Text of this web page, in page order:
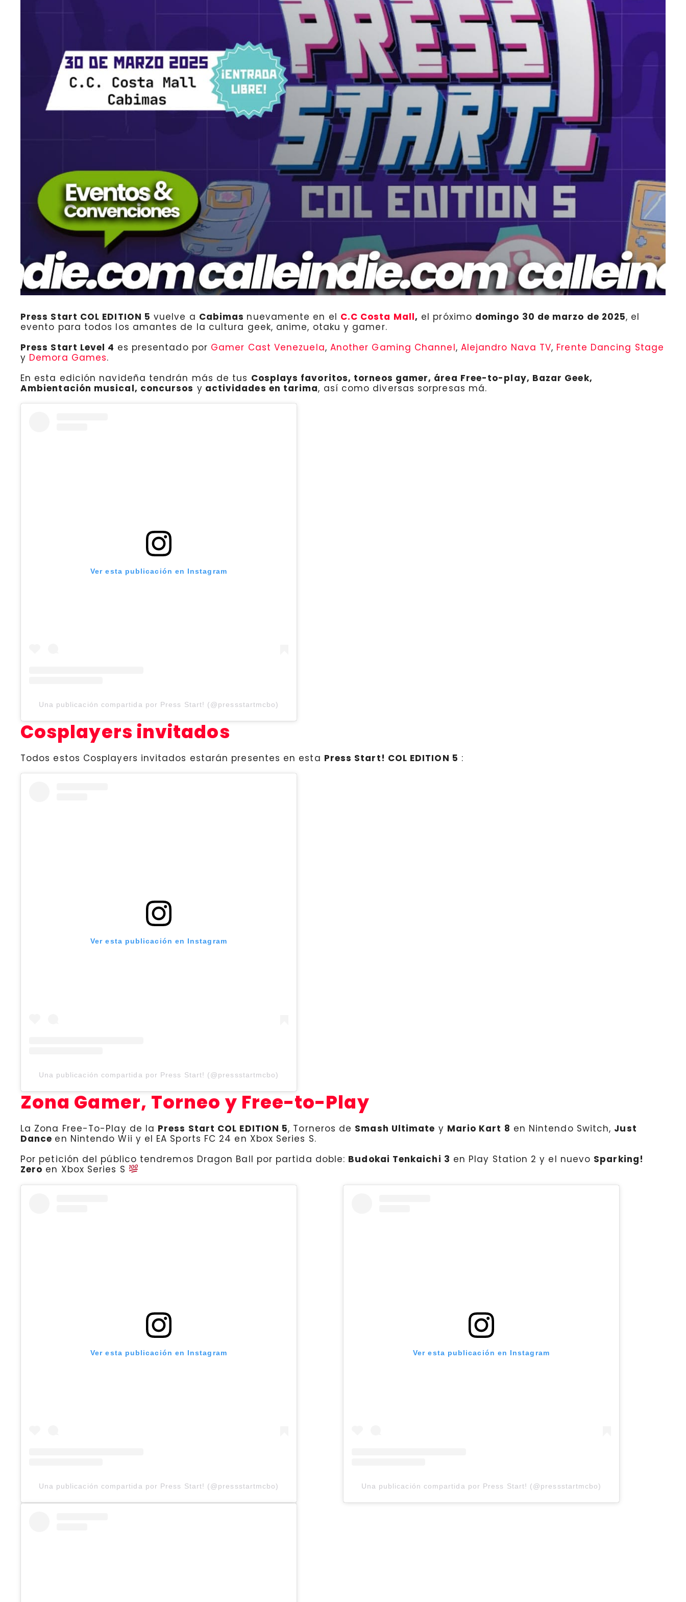
Press Start COL EDITION 5 vuelve a Cabimas nuevamente en el C.C Costa Mall, el próximo domingo 30 de marzo de 2025, el
evento para todos los amantes de la cultura geek, anime, otaku y gamer.
Press Start Level 4 es presentado por Gamer Cast Venezuela, Another Gaming Channel, Alejandro Nava TV, Frente Dancing Stage
y Demora Games.
En esta edición navideña tendrán más de tus Cosplays favoritos, torneos gamer, área Free-to-play, Bazar Geek,
Ambientación musical, concursos y actividades en tarima, así como diversas sorpresas má.
Ver esta publicación en Instagram
Una publicación compartida por Press Start! (@pressstartmcbo)
Cosplayers invitados
Todos estos Cosplayers invitados estarán presentes en esta Press Start! COL EDITION 5 :
Ver esta publicación en Instagram
Una publicación compartida por Press Start! (@pressstartmcbo)
Zona Gamer, Torneo y Free-to-Play
La Zona Free-To-Play de la Press Start COL EDITION 5, Torneros de Smash Ultimate y Mario Kart 8 en Nintendo Switch, Just
Dance en Nintendo Wii y el EA Sports FC 24 en Xbox Series S.
Por petición del público tendremos Dragon Ball por partida doble: Budokai Tenkaichi 3 en Play Station 2 y el nuevo Sparking!
Zero en Xbox Series S
Ver esta publicación en Instagram
Una publicación compartida por Press Start! (@pressstartmcbo)
Ver esta publicación en Instagram
Una publicación compartida por Press Start! (@pressstartmcbo)